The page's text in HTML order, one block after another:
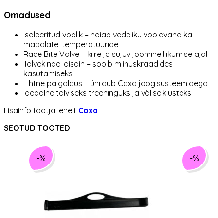
Omadused
Isoleeritud voolik – hoiab vedeliku voolavana ka
madalatel temperatuuridel
Race Bite Valve – kiire ja sujuv joomine liikumise ajal
Talvekindel disain – sobib miinuskraadides
kasutamiseks
Lihtne paigaldus – ühildub Coxa joogisüsteemidega
Ideaalne talviseks treeninguks ja väliseiklusteks
Lisainfo tootja lehelt Coxa
SEOTUD TOOTED
-% -%